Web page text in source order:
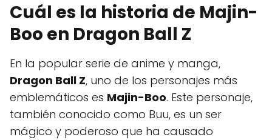
Cuál es la historia de Majin-
Boo en Dragon Ball Z
En la popular serie de anime y manga,
Dragon Ball Z, uno de los personajes más
emblemáticos es Majin-Boo. Este personaje,
también conocido como Buu, es un ser
mágico y poderoso que ha causado